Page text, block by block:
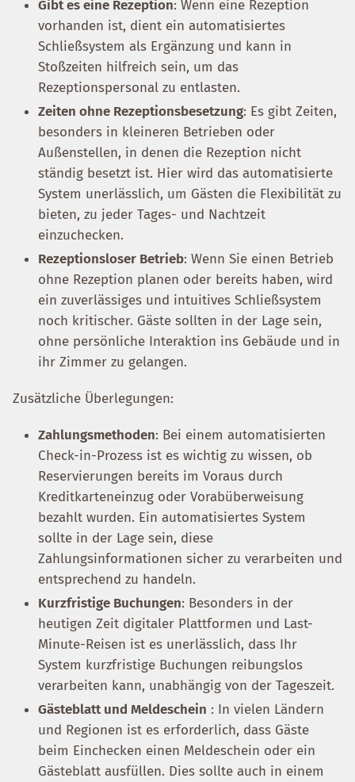
Gibt es eine Rezeption: Wenn eine Rezeption
vorhanden ist, dient ein automatisiertes
Schließsystem als Ergänzung und kann in
Stoßzeiten hilfreich sein, um das
Rezeptionspersonal zu entlasten.
Zeiten ohne Rezeptionsbesetzung: Es gibt Zeiten,
besonders in kleineren Betrieben oder
Außenstellen, in denen die Rezeption nicht
ständig besetzt ist. Hier wird das automatisierte
System unerlässlich, um Gästen die Flexibilität zu
bieten, zu jeder Tages- und Nachtzeit
einzuchecken.
Rezeptionsloser Betrieb: Wenn Sie einen Betrieb
ohne Rezeption planen oder bereits haben, wird
ein zuverlässiges und intuitives Schließsystem
noch kritischer. Gäste sollten in der Lage sein,
ohne persönliche Interaktion ins Gebäude und in
ihr Zimmer zu gelangen.
Zusätzliche Überlegungen:
Zahlungsmethoden: Bei einem automatisierten
Check-in-Prozess ist es wichtig zu wissen, ob
Reservierungen bereits im Voraus durch
Kreditkarteneinzug oder Vorabüberweisung
bezahlt wurden. Ein automatisiertes System
sollte in der Lage sein, diese
Zahlungsinformationen sicher zu verarbeiten und
entsprechend zu handeln.
Kurzfristige Buchungen: Besonders in der
heutigen Zeit digitaler Plattformen und Last-
Minute-Reisen ist es unerlässlich, dass Ihr
System kurzfristige Buchungen reibungslos
verarbeiten kann, unabhängig von der Tageszeit.
Gästeblatt und Meldeschein : In vielen Ländern
und Regionen ist es erforderlich, dass Gäste
beim Einchecken einen Meldeschein oder ein
Gästeblatt ausfüllen. Dies sollte auch in einem